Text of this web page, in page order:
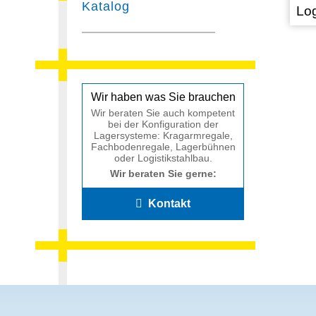
Katalog
Wir haben was Sie brauchen
Wir beraten Sie auch kompetent
bei der Konfiguration der
Lagersysteme: Kragarmregale,
Fachbodenregale, Lagerbühnen
oder Logistikstahlbau.
Wir beraten Sie gerne:
Kontakt